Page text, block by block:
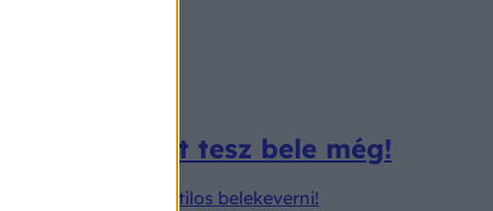
mit tesz bele még!
dolgot szigorúan tilos belekeverni!